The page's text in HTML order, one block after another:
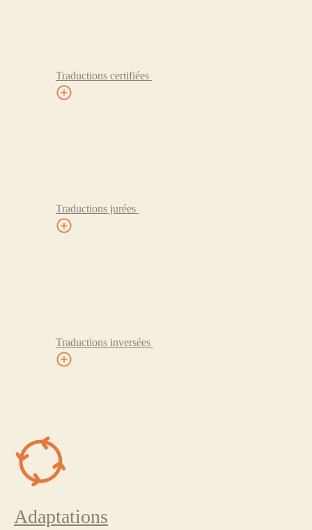
Traductions certifiées
Traductions jurées
Traductions inversées
Adaptations